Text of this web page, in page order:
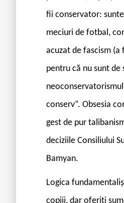
fii conservator:
meciuri de fotbal,
acuzat de fascism
pentru că nu sunt de
conserv“. Obsesia
gest de pur
deciziile Consiliului
Bamyan.
Logica
copiii, dar oferiți